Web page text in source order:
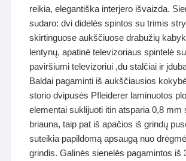
reikia, elegantiška interjero išvaizda.
sudaro: dvi didelės spintos su trimis
skirtinguose aukščiuose drabužių
lentynų, apatinė televizoriaus spintelė
paviršiumi televizoriui ,du stalčiai ir
Baldai pagaminti iš aukščiausios
storio dvipusės Pfleiderer laminuotos
elementai suklijuoti itin atsparia 0,8 mm
briauna, taip pat iš apačios iš grindų
suteikia papildomą apsaugą nuo
grindis. Galinės sienelės pagamintos iš